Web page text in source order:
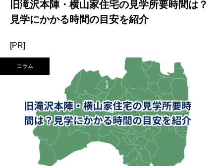
旧滝沢本陣・横山家住宅の見学所要時間は？
見学にかかる時間の目安を紹介
[PR]
コラム